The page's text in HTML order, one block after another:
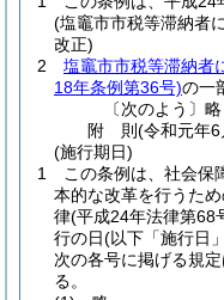
(塩竈市市税等滞納者
改正)
2
塩竈市市税等滞納者
18年条例第36号)の一
〔次のよう〕略
附 則(令和元年6
(施行期日)
1
この条例は、社会保
本的な改革を行うた
律(平成24年法律第68
行の日(以下「施行日
次の各号に掲げる規
る。